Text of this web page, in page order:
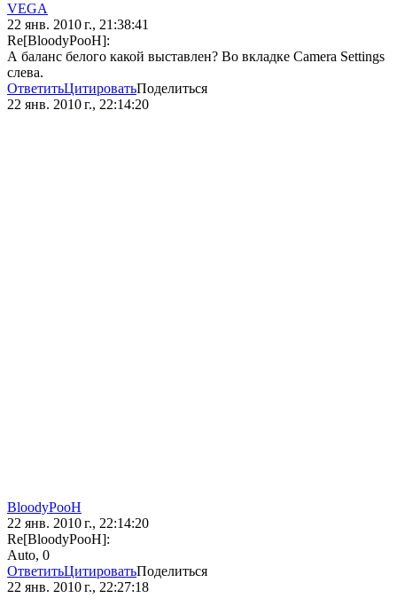
VEGA
22 янв. 2010 г., 21:38:41
Re[BloodyPooH]:
А баланс белого какой выставлен? Во вкладке Camera Settings
слева.
ОтветитьЦитироватьПоделиться
22 янв. 2010 г., 22:14:20
BloodyPooH
22 янв. 2010 г., 22:14:20
Re[BloodyPooH]:
Auto, 0
ОтветитьЦитироватьПоделиться
22 янв. 2010 г., 22:27:18